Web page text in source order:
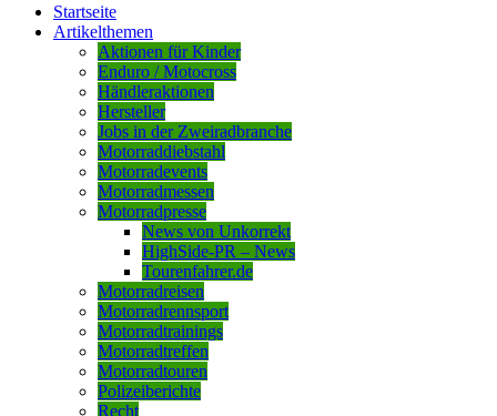
Startseite
Artikelthemen
Aktionen für Kinder
Enduro / Motocross
Händleraktionen
Hersteller
Jobs in der Zweiradbranche
Motorraddiebstahl
Motorradevents
Motorradmessen
Motorradpresse
News von Unkorrekt
HighSide-PR – News
Tourenfahrer.de
Motorradreisen
Motorradrennsport
Motorradtrainings
Motorradtreffen
Motorradtouren
Polizeiberichte
Recht